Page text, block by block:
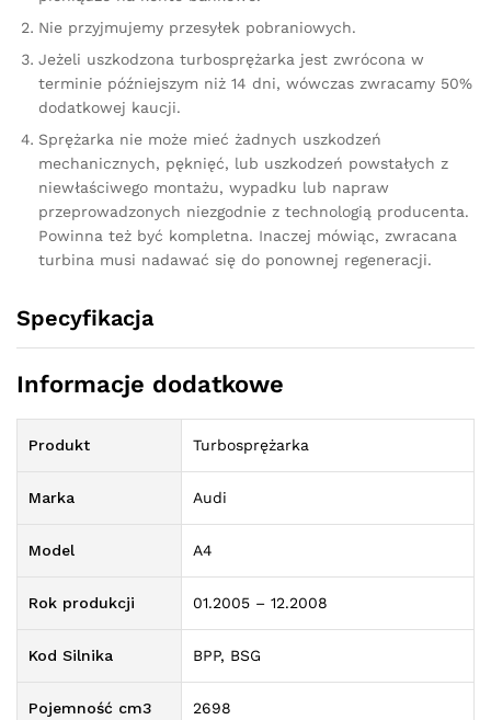
Nie przyjmujemy przesyłek pobraniowych.
Jeżeli uszkodzona turbosprężarka jest zwrócona w
terminie późniejszym niż 14 dni, wówczas zwracamy 50%
dodatkowej kaucji.
Sprężarka nie może mieć żadnych uszkodzeń
mechanicznych, pęknięć, lub uszkodzeń powstałych z
niewłaściwego montażu, wypadku lub napraw
przeprowadzonych niezgodnie z technologią producenta.
Powinna też być kompletna. Inaczej mówiąc, zwracana
turbina musi nadawać się do ponownej regeneracji.
Specyfikacja
Informacje dodatkowe
Produkt Turbosprężarka
Marka Audi
Model A4
Rok produkcji 01.2005 – 12.2008
Kod Silnika BPP, BSG
Pojemność cm3 2698